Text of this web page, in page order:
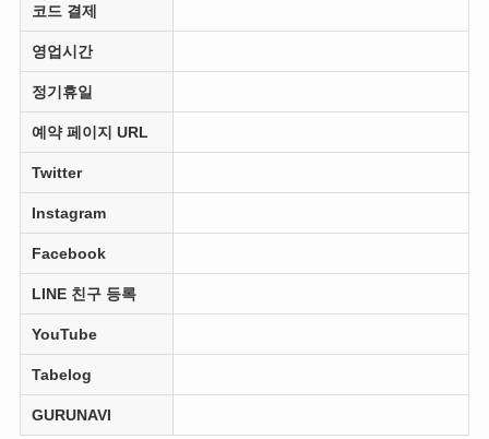
코드 결제
영업시간
정기휴일
예약 페이지 URL
Twitter
Instagram
Facebook
LINE 친구 등록
YouTube
Tabelog
GURUNAVI